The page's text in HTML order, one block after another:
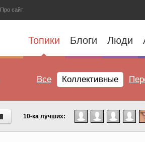
Про сайт
Топики Блоги Люди
Все Коллективные
10-ка лучших: